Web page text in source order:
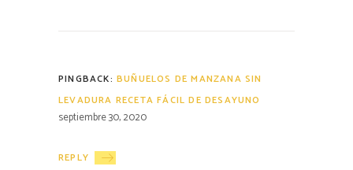
PINGBACK: BUÑUELOS DE MANZANA SIN
LEVADURA RECETA FÁCIL DE DESAYUNO
septiembre 30, 2020
REPLY